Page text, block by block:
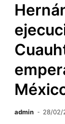
admin 28/02/